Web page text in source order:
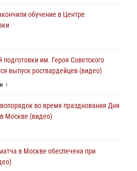
безопасность проведения
ознакомилась с передовыми
обучение в Центре
им. Героя Советского
выпуск росгвардейцев (видео)
1
во время празднования Дня
Москве (видео)
в Москве обеспечена при